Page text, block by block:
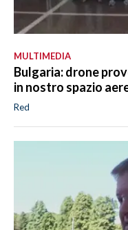
MULTIMEDIA
Bulgaria: drone
in nostro spazio
Red